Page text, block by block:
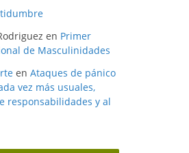
en Primer
de Masculinidades
en Ataques de pánico
vez más usuales,
responsabilidades y al